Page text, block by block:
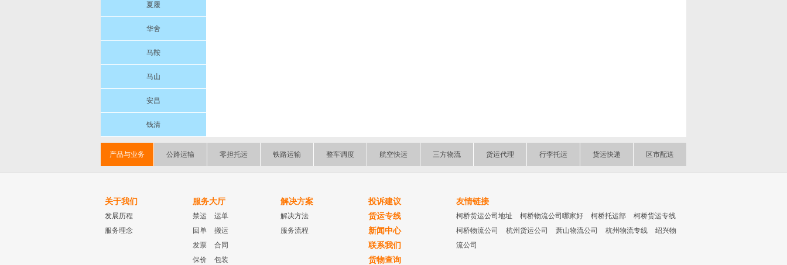
夏履
华舍
马鞍
马山
安昌
钱清
产品与业务 公路运输 零担托运 铁路运输 整车调度 航空快运 三方物流 货运代理 行李托运 货运快递 区市配送
关于我们
发展历程
服务理念
服务大厅
禁运
运单
回单
搬运
发票
合同
保价
包装
解决方案
解决方法
服务流程
投诉建议
货运专线
新闻中心
联系我们
货物查询
友情链接
柯桥货运公司地址 柯桥物流公司哪家好 柯桥托运部
柯桥货运专线
柯桥物流公司
杭州货运公司 萧山物流公司 杭州物流专线
绍兴物
流公司